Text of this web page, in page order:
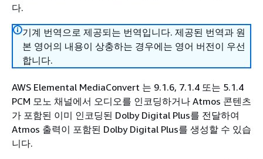
다.
기계 번역으로 제공되는 번역입니다. 제공된 번역과 원
본 영어의 내용이 상충하는 경우에는 영어 버전이 우선
합니다.
AWS Elemental MediaConvert 는 9.1.6, 7.1.4 또는 5.1.4
PCM 모노 채널에서 오디오를 인코딩하거나 Atmos 콘텐츠
가 포함된 이미 인코딩된 Dolby Digital Plus를 전달하여
Atmos 출력이 포함된 Dolby Digital Plus를 생성할 수 있습
니다.